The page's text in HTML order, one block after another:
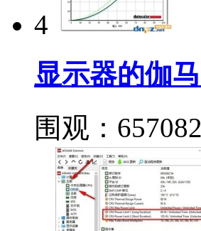
4
显示器的伽
围观：